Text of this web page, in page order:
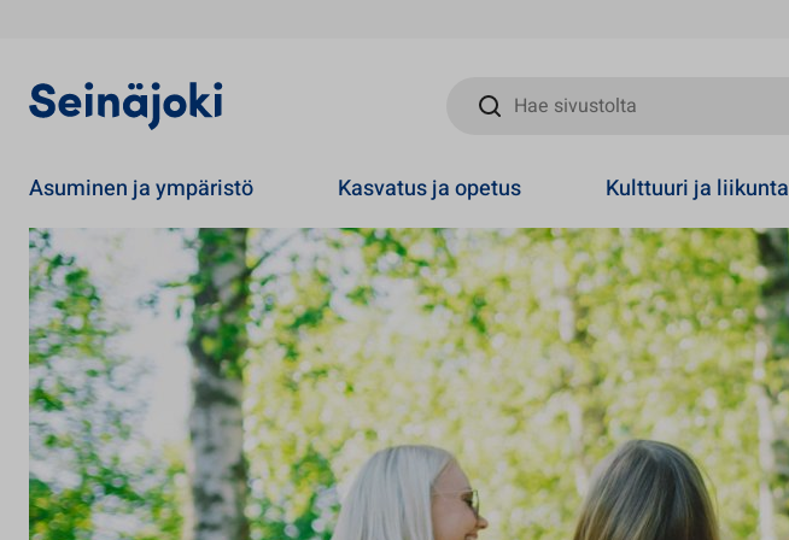
Hae sivustolta
Asuminen ja ympäristö Kasvatus ja opetus Kulttuuri ja liikunta